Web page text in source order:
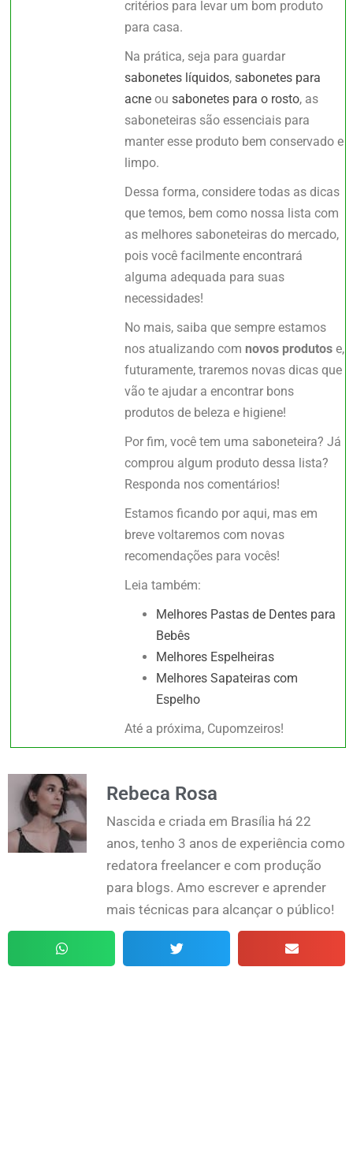
critérios para levar um bom produto
para casa.
Na prática, seja para guardar
sabonetes líquidos,sabonetes para
acne ousabonetes para o rosto, as
saboneteiras são essenciais para
manter esse produto bem conservado e
limpo.
Dessa forma, considere todas as dicas
que temos, bem como nossa lista com
as melhores saboneteiras do mercado,
pois você facilmente encontrará
alguma adequada para suas
necessidades!
No mais, saiba que sempre estamos
nos atualizando com novos produtos e,
futuramente, traremos novas dicas que
vão te ajudar a encontrar bons
produtos de beleza e higiene!
Por fim, você tem uma saboneteira? Já
comprou algum produto dessa lista?
Responda nos comentários!
Estamos ficando por aqui, mas em
breve voltaremos com novas
recomendações para vocês!
Leia também:
Melhores Pastas de Dentes para
Bebês
Melhores Espelheiras
Melhores Sapateiras com
Espelho
Até a próxima, Cupomzeiros!
Rebeca Rosa
Nascida e criada em Brasília há 22
anos, tenho 3 anos de experiência como
redatora freelancer e com produção
para blogs. Amo escrever e aprender
mais técnicas para alcançar o público!